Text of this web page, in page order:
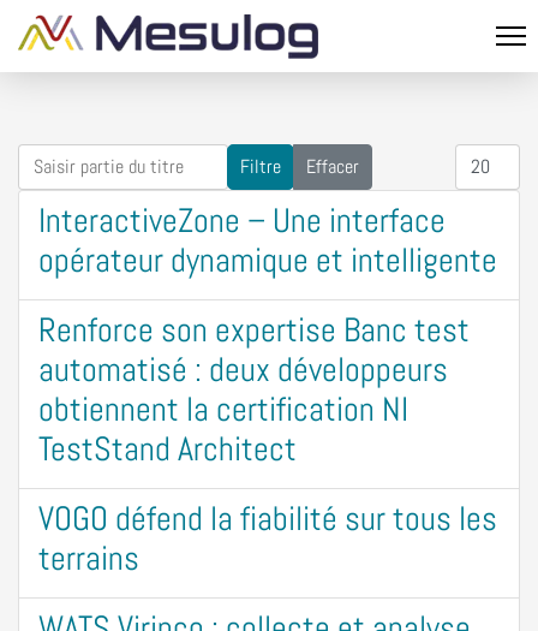
Saisir partie du titre Filtre Effacer Afficher #
InteractiveZone – Une interface
opérateur dynamique et intelligente
Renforce son expertise Banc test
automatisé : deux développeurs
obtiennent la certification NI
TestStand Architect
VOGO défend la fiabilité sur tous les
terrains